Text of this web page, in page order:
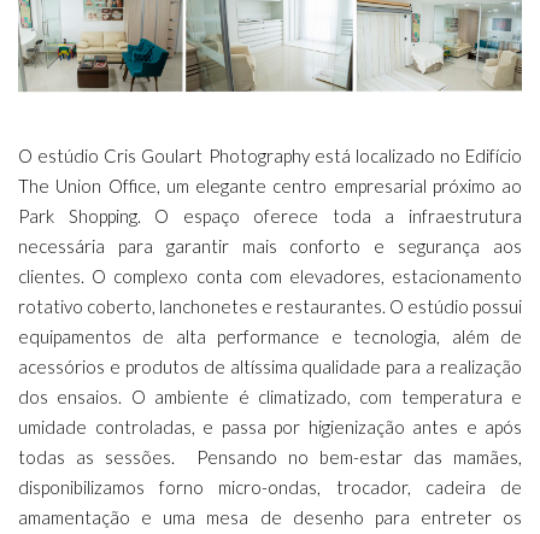
O estúdio Cris Goulart Photography está localizado no Edifício
The Union Office, um elegante centro empresarial próximo ao
Park Shopping. O espaço oferece toda a infraestrutura
necessária para garantir mais conforto e segurança aos
clientes. O complexo conta com elevadores, estacionamento
rotativo coberto, lanchonetes e restaurantes. O estúdio possui
equipamentos de alta performance e tecnologia, além de
acessórios e produtos de altíssima qualidade para a realização
dos ensaios. O ambiente é climatizado, com temperatura e
umidade controladas, e passa por higienização antes e após
todas as sessões. Pensando no bem-estar das mamães,
disponibilizamos forno micro-ondas, trocador, cadeira de
amamentação e uma mesa de desenho para entreter os